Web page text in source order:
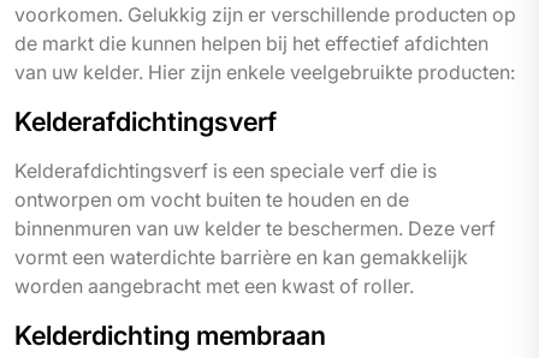
voorkomen. Gelukkig zijn er verschillende producten op
de markt die kunnen helpen bij het effectief afdichten
van uw kelder. Hier zijn enkele veelgebruikte producten:
Kelderafdichtingsverf
Kelderafdichtingsverf is een speciale verf die is
ontworpen om vocht buiten te houden en de
binnenmuren van uw kelder te beschermen. Deze verf
vormt een waterdichte barrière en kan gemakkelijk
worden aangebracht met een kwast of roller.
Kelderdichting membraan